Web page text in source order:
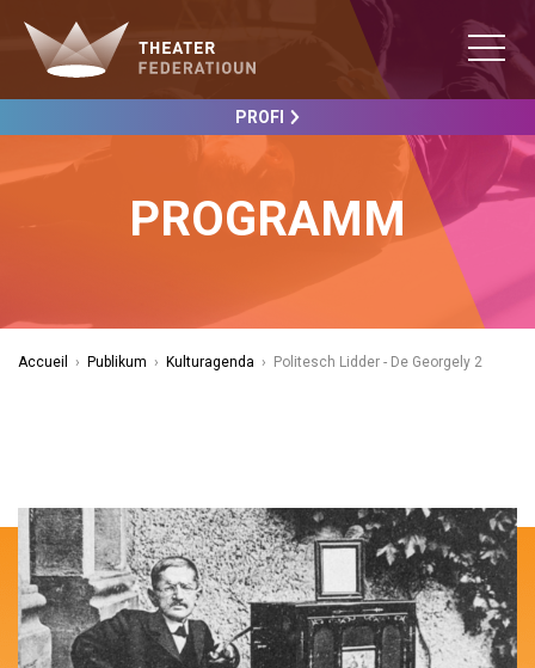
PROFI
PROGRAMM
Accueil › Publikum › Kulturagenda › Politesch Lidder - De Georgely 2